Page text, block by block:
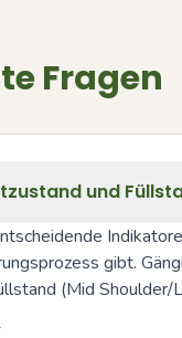
Fragen
und
gibt.
(Mid